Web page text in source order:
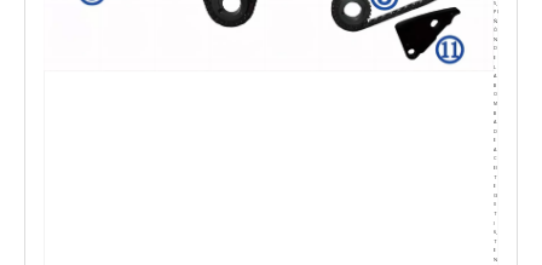
5,
PI
Ñ
Ó
N
D
L
A
B
O
M
B
A
D
A
C
T
(3
T
)
6,
T
N